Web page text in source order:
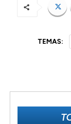
TEMAS: